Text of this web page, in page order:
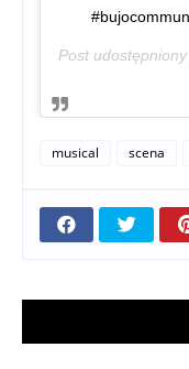
Post
musical scena